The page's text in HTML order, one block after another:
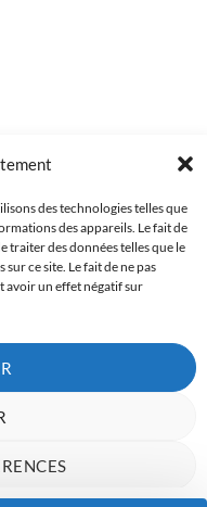
des technologies telles que
des appareils. Le fait de
traiter des données telles que le
ce site. Le fait de ne pas
avoir un effet négatif sur